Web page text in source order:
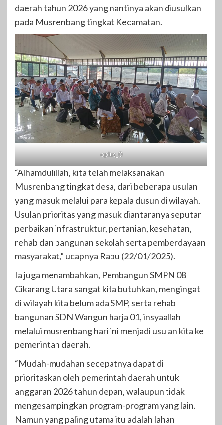
daerah tahun 2026 yang nantinya akan diusulkan
pada Musrenbang tingkat Kecamatan.
oplus_0
“Alhamdulillah, kita telah melaksanakan
Musrenbang tingkat desa, dari beberapa usulan
yang masuk melalui para kepala dusun di wilayah.
Usulan prioritas yang masuk diantaranya seputar
perbaikan infrastruktur, pertanian, kesehatan,
rehab dan bangunan sekolah serta pemberdayaan
masyarakat,” ucapnya Rabu (22/01/2025).
Ia juga menambahkan, Pembangun SMPN 08
Cikarang Utara sangat kita butuhkan, mengingat
di wilayah kita belum ada SMP, serta rehab
bangunan SDN Wangun harja 01, insyaallah
melalui musrenbang hari ini menjadi usulan kita ke
pemerintah daerah.
“Mudah-mudahan secepatnya dapat di
prioritaskan oleh pemerintah daerah untuk
anggaran 2026 tahun depan, walaupun tidak
mengesampingkan program-program yang lain.
Namun yang paling utama itu adalah lahan